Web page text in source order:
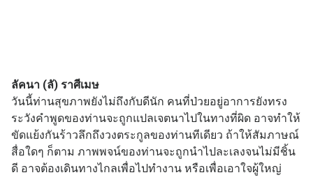
ลัคนา (ลั) ราศีเมษ
วันนี้ท่านสุขภาพยังไม่ถึงกับดีนัก คนที่ป่วยอยู่อาการยังทรง
ระวังคำพูดของท่านจะถูกแปลเจตนาไปในทางที่ผิด อาจทำให้
ขัดแย้งกันร้าวลึกถึงวงตระกูลของท่านทีเดียว ถ้าให้สัมภาษณ์
สื่อใดๆ ก็ตาม ภาพพจน์ของท่านจะถูกนำไปละเลงจนไม่มีชิ้น
ดี อาจต้องเดินทางไกลเพื่อไปทำงาน หรือเพื่อเอาใจผู้ใหญ่